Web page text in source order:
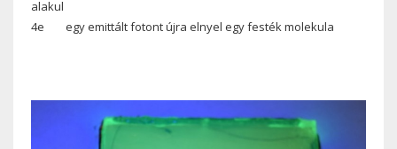
alakul
4e
egy emittált fotont újra elnyel egy festék molekula